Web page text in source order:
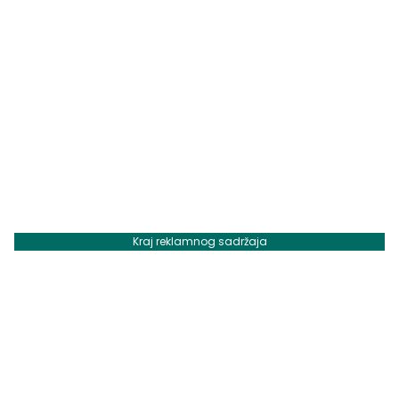
Kraj reklamnog sadržaja